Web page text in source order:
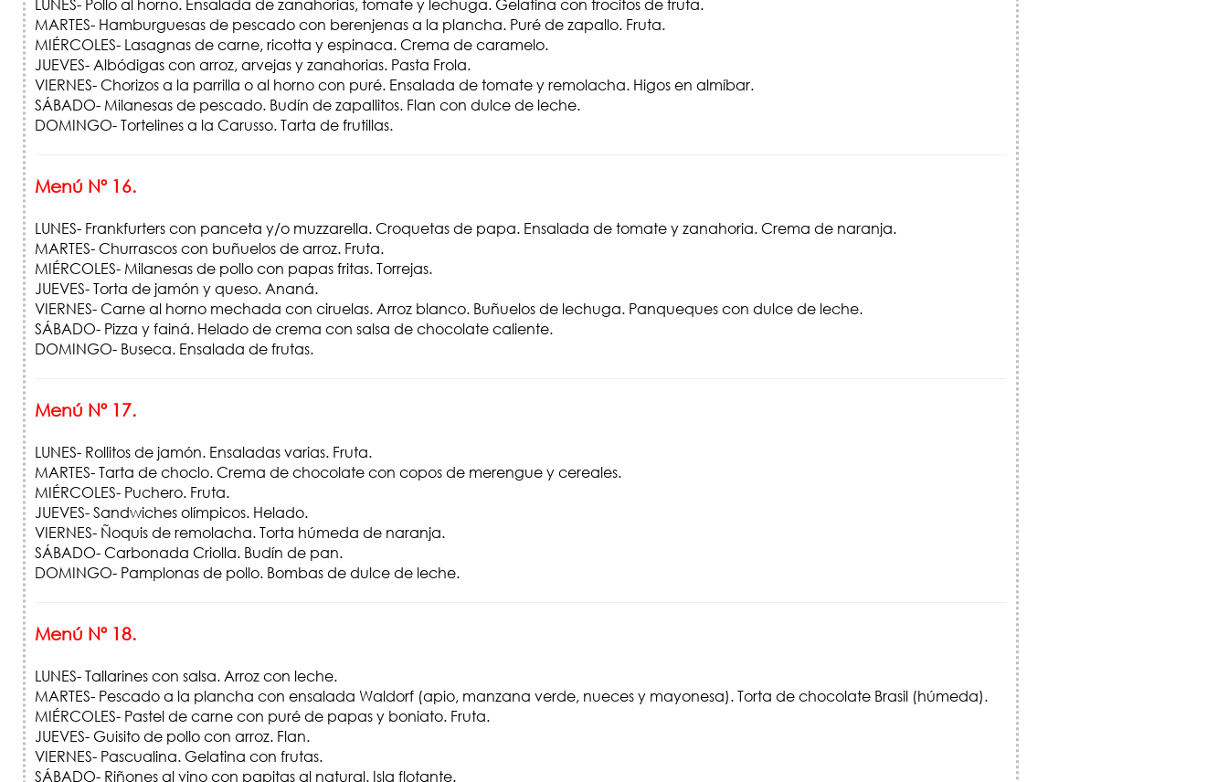
LUNES- Pollo al horno. Ensalada de zanahorias, tomate y lechuga. Gelatina con trocitos de fruta.
MARTES- Hamburguesas de pescado con berenjenas a la plancha. Puré de zapallo. Fruta.
MIÉRCOLES- Lasagnas de carne, ricotta y espinaca. Crema de caramelo.
JUEVES- Albódigas con arroz, arvejas y zanahorias. Pasta Frola.
VIERNES- Chorizos a la parrilla o al horno con puré. Ensalada de tomate y remolacha. Higos en almíbar.
SÁBADO- Milanesas de pescado. Budín de zapallitos. Flan con dulce de leche.
DOMINGO- Tortelines a la Carusso. Tarta de frutillas.
Menú Nº 16.
LUNES- Frankfurters con panceta y/o muzzarella. Croquetas de papa. Ensalada de tomate y zanahoria. Crema de naranja.
MARTES- Churrascos con buñuelos de arroz. Fruta.
MIÉRCOLES- Milanesas de pollo con papas fritas. Torrejas.
JUEVES- Torta de jamón y queso. Ananá.
VIERNES- Carne al horno mechada con ciruelas. Arroz blanco. Buñuelos de lechuga. Panqueques con dulce de leche.
SÁBADO- Pizza y fainá. Helado de crema con salsa de chocolate caliente.
DOMINGO- Buseca. Ensalada de frutas.
Menú Nº 17.
LUNES- Rollitos de jamón. Ensaladas varias. Fruta.
MARTES- Tarta de choclo. Crema de chocolate con copos de merengue y cereales.
MIÉRCOLES- Puchero. Fruta.
JUEVES- Sandwiches olímpicos. Helado.
VIERNES- Ñoquis de remolacha. Torta húmeda de naranja.
SÁBADO- Carbonada Criolla. Budín de pan.
DOMINGO- Pamplonas de pollo. Bombas de dulce de leche.
Menú Nº 18.
LUNES- Tallarines con salsa. Arroz con leche.
MARTES- Pescado a la plancha con ensalada Waldorf (apio, manzana verde, nueces y mayonesa). Torta de chocolate Brasil (húmeda).
MIÉRCOLES- Pastel de carne con puré de papas y boniato. Fruta.
JUEVES- Guisito de pollo con arroz. Flan.
VIERNES- Pascualina. Gelatina con frutas.
SÁBADO- Riñones al vino con papitas al natural. Isla flotante.